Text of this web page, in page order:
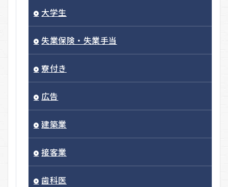
大学生
失業保険・失業手当
寮付き
広告
建築業
接客業
歯科医